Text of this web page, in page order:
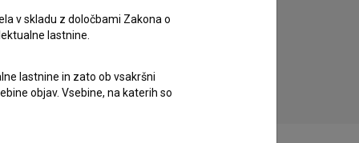
Noćni brodovi (2012)
v skladu z določbami Zakona o
lastnine.
lastnine in zato ob vsakršni
objav. Vsebine, na katerih so